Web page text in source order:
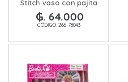
Stitch vaso con pajita
₲. 64.000
CÓDIGO: 266-78043